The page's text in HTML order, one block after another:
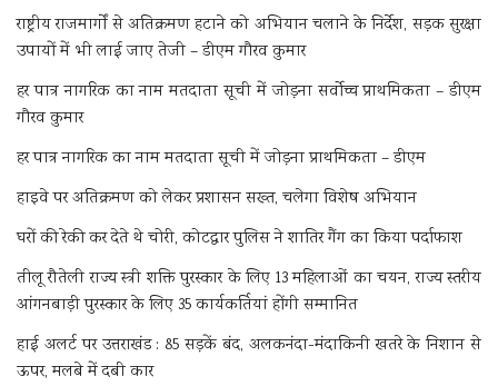
राष्ट्रीय राजमार्गों से अतिक्रमण हटाने को अभियान चलाने के निर्देश, सड़क सुरक्षा
उपायों में भी लाई जाए तेजी – डीएम गौरव कुमार
हर पात्र नागरिक का नाम मतदाता सूची में जोड़ना सर्वोच्च प्राथमिकता – डीएम
गौरव कुमार
हर पात्र नागरिक का नाम मतदाता सूची में जोड़ना प्राथमिकता – डीएम
हाइवे पर अतिक्रमण को लेकर प्रशासन सख्त, चलेगा विशेष अभियान
घरों की रेकी कर देते थे चोरी, कोटद्वार पुलिस ने शातिर गैंग का किया पर्दाफाश
तीलू रौतेली राज्य स्त्री शक्ति पुरस्कार के लिए 13 महिलाओं का चयन, राज्य स्तरीय
आंगनबाड़ी पुरस्कार के लिए 35 कार्यकर्तियां होंगी सम्मानित
हाई अलर्ट पर उत्तराखंड : 85 सड़कें बंद, अलकनंदा-मंदाकिनी खतरे के निशान से
ऊपर, मलबे में दबी कार